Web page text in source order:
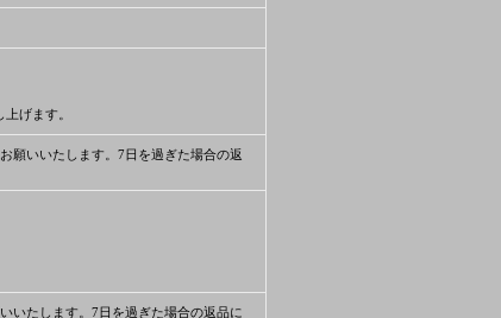
げます。
願いいたします。7日を過ぎた場合の返
いたします。7日を過ぎた場合の返品に